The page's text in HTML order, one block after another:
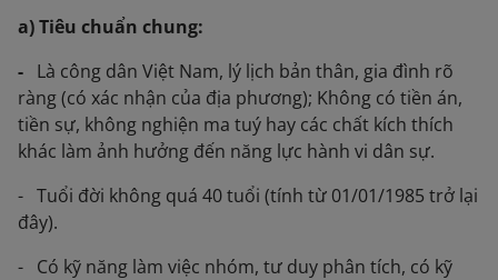
a) Tiêu chuẩn chung:
- Là công dân Việt Nam, lý lịch bản thân, gia đình rõ
ràng (có xác nhận của địa phương); Không có tiền án,
tiền sự, không nghiện ma tuý hay các chất kích thích
khác làm ảnh hưởng đến năng lực hành vi dân sự.
- Tuổi đời không quá 40 tuổi (tính từ 01/01/1985 trở lại
đây).
- Có kỹ năng làm việc nhóm, tư duy phân tích, có kỹ